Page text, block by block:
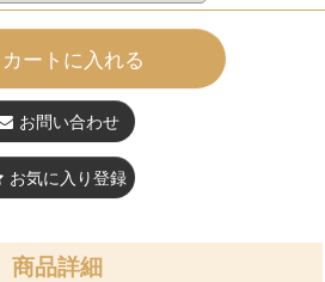
カートに入れる
お問い合わせ
お気に入り登録
商品詳細